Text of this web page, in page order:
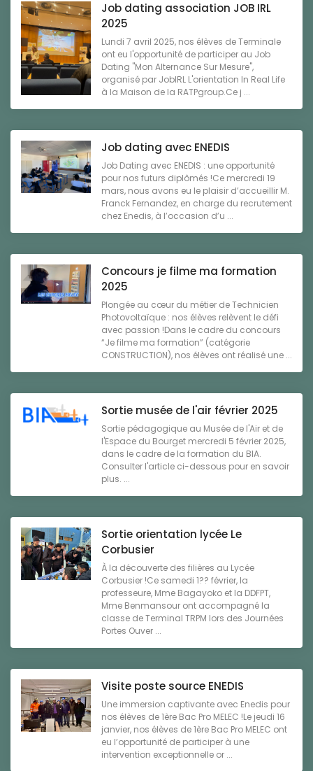
Job dating association JOB IRL
2025
Lundi 7 avril 2025, nos élèves de Terminale
ont eu l'opportunité de participer au Job
Dating "Mon Alternance Sur Mesure",
organisé par JobIRL L'orientation In Real Life
à la Maison de la RATPgroup.Ce j ...
Job dating avec ENEDIS
Job Dating avec ENEDIS : une opportunité
pour nos futurs diplômés !Ce mercredi 19
mars, nous avons eu le plaisir d’accueillir M.
Franck Fernandez, en charge du recrutement
chez Enedis, à l’occasion d’u ...
Concours je filme ma formation
2025
Plongée au cœur du métier de Technicien
Photovoltaïque : nos élèves relèvent le défi
avec passion !Dans le cadre du concours
“Je filme ma formation” (catégorie
CONSTRUCTION), nos élèves ont réalisé une ...
Sortie musée de l'air février 2025
Sortie pédagogique au Musée de l'Air et de
l'Espace du Bourget mercredi 5 février 2025,
dans le cadre de la formation du BIA.
Consulter l'article ci-dessous pour en savoir
plus. ...
Sortie orientation lycée Le
Corbusier
À la découverte des filières au Lycée
Corbusier !Ce samedi 1?? février, la
professeure, Mme Bagayoko et la DDFPT,
Mme Benmansour ont accompagné la
classe de Terminal TRPM lors des Journées
Portes Ouver ...
Visite poste source ENEDIS
Une immersion captivante avec Enedis pour
nos élèves de 1ère Bac Pro MELEC !Le jeudi 16
janvier, nos élèves de 1ère Bac Pro MELEC ont
eu l’opportunité de participer à une
intervention exceptionnelle or ...